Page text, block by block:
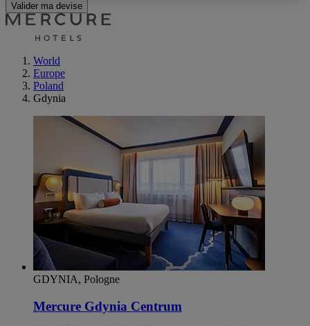
Valider ma devise
World
Europe
Poland
Gdynia
GDYNIA, Pologne
Mercure Gdynia Centrum